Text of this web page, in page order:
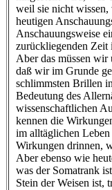
weil sie nicht wissen,
heutigen
Anschauungsweise
zurückliegenden Zeit
Aber das müssen wir
daß wir im Grunde
schlimmsten Brillen
Bedeutung des
wissenschaftlichen
kennen die
im alltäglichen Leben
Wirkungen drinnen,
Aber ebenso wie
was der Somatrank
Stein der Weisen ist,